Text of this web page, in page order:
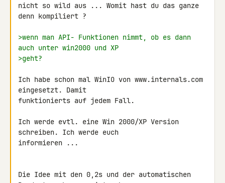
nicht so wild aus ... Womit hast du das ganze
denn kompiliert ?
>wenn man API- Funktionen nimmt, ob es dann
auch unter win2000 und XP
>geht?
Ich habe schon mal WinIO von www.internals.com
eingesetzt. Damit
funktionierts auf jedem Fall.
Ich werde evtl. eine Win 2000/XP Version
schreiben. Ich werde euch
informieren ...
Die Idee mit den 0,2s und der automatischen